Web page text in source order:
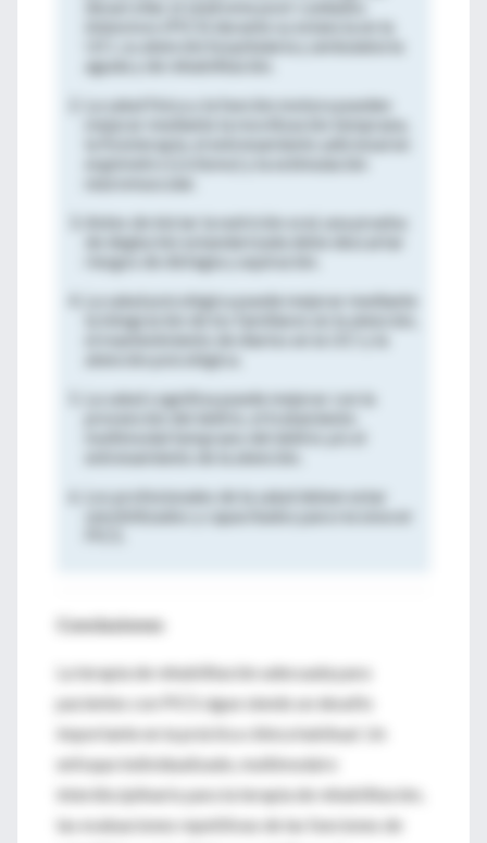
aguda y de rehabilitación.
La salud física y la función motora pueden
mejorar mediante la movilización temprana,
Antes de iniciar la nutrición oral, una prueba
La salud psicológica puede mejorar mediante
La salud cognitiva puede mejorar con la
Los profesionales de la salud deben estar
sensibilizados y capacitados para reconocer
Conclusiones
La terapia de rehabilitación adecuada para
pacientes con PICS sigue siendo un desafío
importante en la práctica clínica habitual. Un
enfoque individualizado, multimodal e
interdisciplinario para la terapia de rehabilitación,
las evaluaciones repetitivas de las funciones de